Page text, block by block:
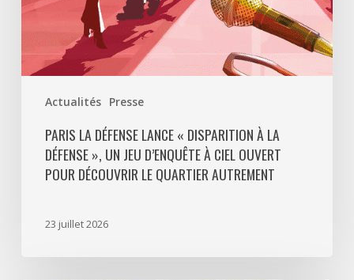
Actualités Presse
jeu
d’enquête
à
ciel
découvrir
quartier
PARIS LA DÉFENSE LANCE « DISPARITION À LA
DÉFENSE », UN JEU D’ENQUÊTE À CIEL OUVERT
POUR DÉCOUVRIR LE QUARTIER AUTREMENT
23 juillet 2026